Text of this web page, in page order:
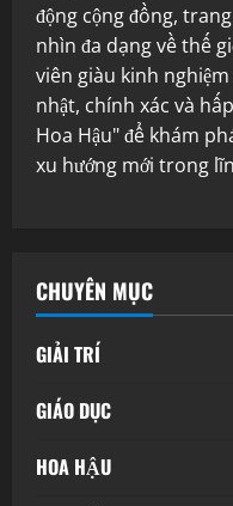
động cộng đồng,
nhìn đa dạng về thế
viên giàu kinh
nhật, chính xác và
Hoa Hậu" để khám
xu hướng mới trong
CHUYÊN MỤC
GIẢI TRÍ
GIÁO DỤC
HOA HẬU